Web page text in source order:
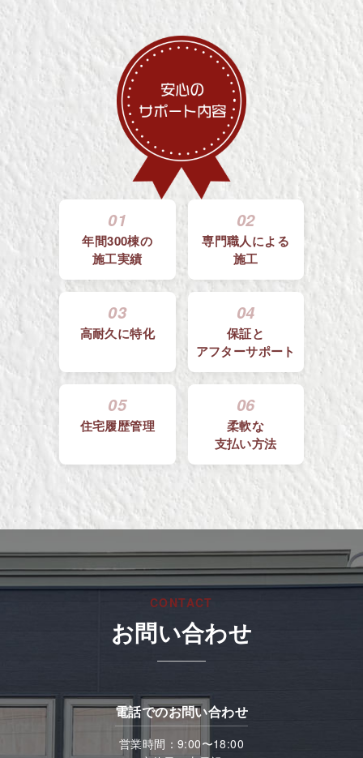
01
年間300棟の
施工実績
02
専門職人による
施工
03
高耐久に特化
04
保証と
アフターサポート
05
住宅履歴管理
06
柔軟な
支払い方法
CONTACT
お問い合わせ
電話でのお問い合わせ
営業時間：9:00〜18:00